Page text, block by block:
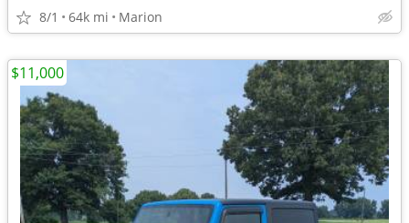
8/1 64k mi Marion
$11,000